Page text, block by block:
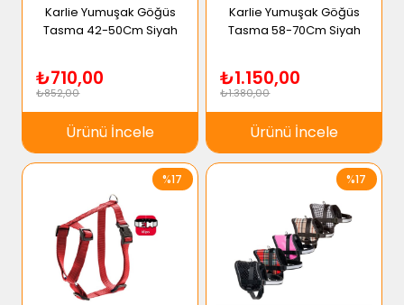
Karlie Yumuşak Göğüs
Tasma 42-50Cm Siyah
₺710,00
₺852,00
Ürünü İncele
Karlie Yumuşak Göğüs
Tasma 58-70Cm Siyah
₺1.150,00
₺1.380,00
Ürünü İncele
%17 %17